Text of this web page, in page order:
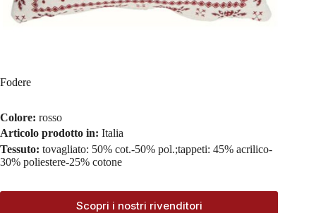
Fodere
Colore: rosso
Articolo prodotto in: Italia
Tessuto: tovagliato: 50% cot.-50% pol.;tappeti: 45% acrilico-
30% poliestere-25% cotone
Scopri i nostri rivenditori